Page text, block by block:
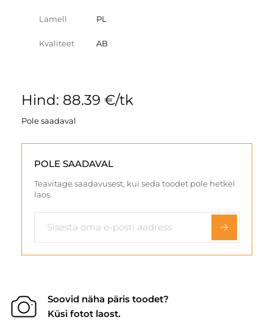
Lamell PL
Kvaliteet AB
Hind: 88.39 €/tk
Pole saadaval
POLE SAADAVAL
Teavitage saadavusest, kui seda toodet pole hetkel
laos.
Soovid näha päris toodet?
Küsi fotot laost.